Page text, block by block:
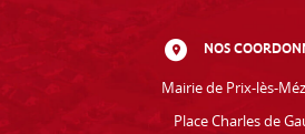
NOS
Mairie de Prix-lès-
Place Charles de